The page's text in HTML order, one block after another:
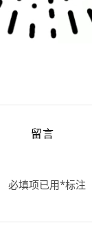
留言
必填项已用*标注